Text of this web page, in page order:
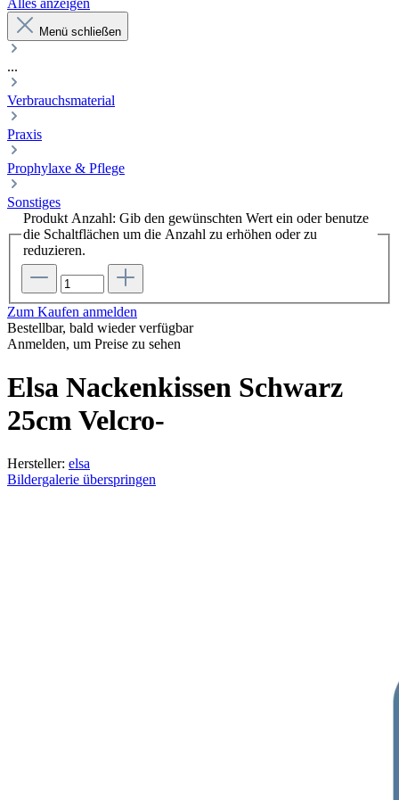
Alles anzeigen
Menü schließen
...
Verbrauchsmaterial
Praxis
Prophylaxe & Pflege
Sonstiges
Produkt Anzahl: Gib den gewünschten Wert ein oder benutze
die Schaltflächen um die Anzahl zu erhöhen oder zu
reduzieren.
Zum Kaufen anmelden
Bestellbar, bald wieder verfügbar
Anmelden, um Preise zu sehen
Elsa Nackenkissen Schwarz
25cm Velcro-
Hersteller: elsa
Bildergalerie überspringen